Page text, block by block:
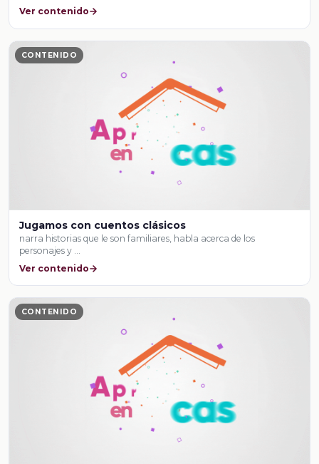
Ver contenido
CONTENIDO
Jugamos con cuentos clásicos
narra historias que le son familiares, habla acerca de los
personajes y …
Ver contenido
CONTENIDO